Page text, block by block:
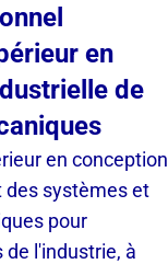
en
de
en conception
des systèmes et
pour
l'industrie, à